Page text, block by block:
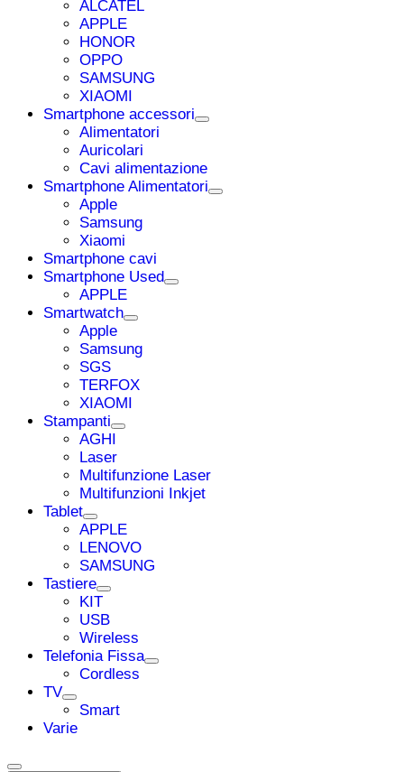
ALCATEL
APPLE
HONOR
OPPO
SAMSUNG
XIAOMI
Smartphone accessori
Alimentatori
Auricolari
Cavi alimentazione
Smartphone Alimentatori
Apple
Samsung
Xiaomi
Smartphone cavi
Smartphone Used
APPLE
Smartwatch
Apple
Samsung
SGS
TERFOX
XIAOMI
Stampanti
AGHI
Laser
Multifunzione Laser
Multifunzioni Inkjet
Tablet
APPLE
LENOVO
SAMSUNG
Tastiere
KIT
USB
Wireless
Telefonia Fissa
Cordless
TV
Smart
Varie